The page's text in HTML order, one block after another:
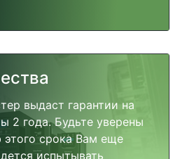
выдаст гарантии на
2 года. Будьте уверены
срока Вам еще
испытывать